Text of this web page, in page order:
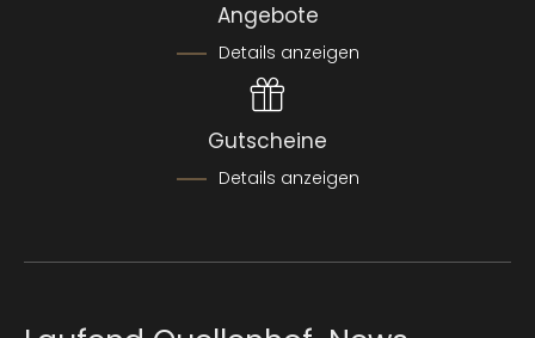
Angebote
Details anzeigen
Gutscheine
Details anzeigen